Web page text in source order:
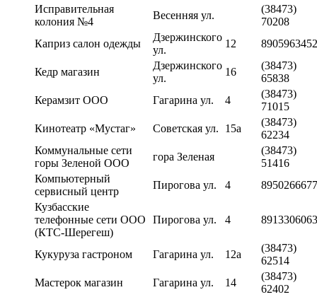
Исправительная
колония №4
Весенняя ул.
(38473)
70208
Каприз салон одежды
Дзержинского
ул.
12
Кедр магазин
Дзержинского
ул.
16
(38473)
65838
Керамзит ООО
Гагарина ул. 4
(38473)
71015
Кинотеатр «Мустаг»
Советская ул. 15а
(38473)
62234
Коммунальные сети
горы Зеленой ООО
гора Зеленая
(38473)
51416
Компьютерный
сервисный центр
Пирогова ул. 4
Кузбасские
телефонные сети ООО
(КТС-Шерегеш)
Пирогова ул. 4
Кукуруза гастроном Гагарина ул. 12а
(38473)
62514
Мастерок магазин
Гагарина ул. 14
(38473)
62402